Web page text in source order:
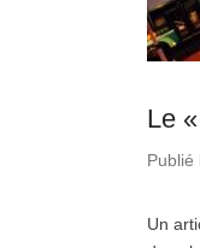
Le
Publié
Un